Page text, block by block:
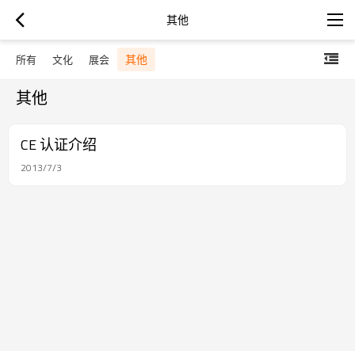
其他
所有 文化 展会 其他
其他
CE 认证介绍
2013/7/3